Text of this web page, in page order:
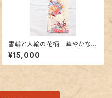
雪輪と大輪の花柄 華やかな浴
衣
¥15,000